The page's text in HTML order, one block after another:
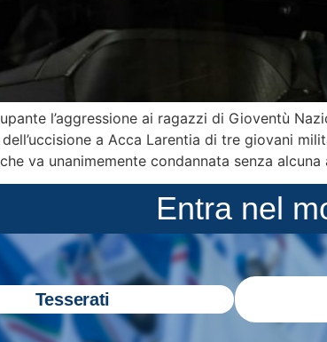
l’aggressione ai ragazzi di Gioventù
dell’uccisione a Acca Larentia di tre giovani
va unanimemente condannata senza
Entra nel
Tesserati